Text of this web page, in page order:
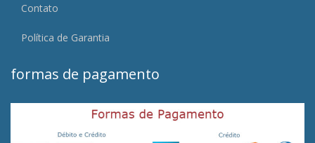
Contato
Política de Garantia
formas de pagamento